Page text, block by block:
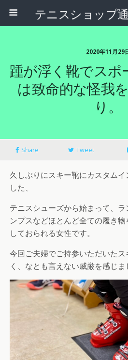
2020年11月29
踵が浮く靴でスポ
は致命的な怪我
り。
Share Tweet
久しぶりにスキー靴にカスタム
した、
テニスシューズから始まって、
ンプスなどほとんど全ての履き
しておられる女性です。
今回ご夫婦でご持参いただいた
く、なとも言えない威厳を感じま